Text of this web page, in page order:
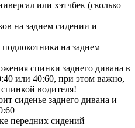
или хэтчбек (сколько
на заднем сидении и
на заднем
спинки заднего дивана в
или 40:60, при этом важно,
спинкой водителя!
сиденье заднего дивана и
передних сидений